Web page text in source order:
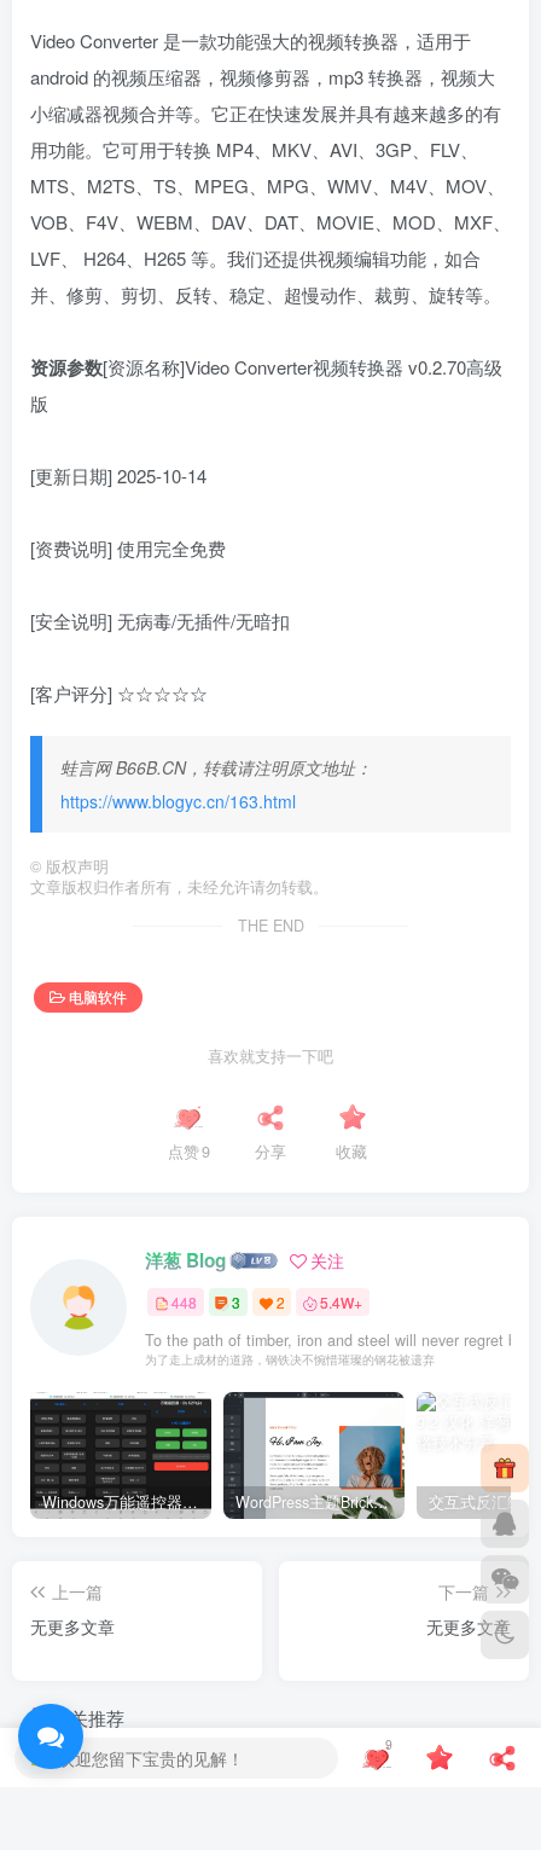
Video Converter 是一款功能强大的视频转换器，适用于
android 的视频压缩器，视频修剪器，mp3 转换器，视频大
小缩减器视频合并等。它正在快速发展并具有越来越多的有
用功能。它可用于转换 MP4、MKV、AVI、3GP、FLV、
MTS、M2TS、TS、MPEG、MPG、WMV、M4V、MOV、
VOB、F4V、WEBM、DAV、DAT、MOVIE、MOD、MXF、
LVF、 H264、H265 等。我们还提供视频编辑功能，如合
并、修剪、剪切、反转、稳定、超慢动作、裁剪、旋转等。
资源参数[资源名称]Video Converter视频转换器 v0.2.70高级
版
[更新日期] 2025-10-14
[资费说明] 使用完全免费
[安全说明] 无病毒/无插件/无暗扣
[客户评分] ☆☆☆☆☆
蛙言网 B66B.CN，转载请注明原文地址：
https://www.blogyc.cn/163.html
© 版权声明
文章版权归作者所有，未经允许请勿转载。
THE END
电脑软件
喜欢就支持一下吧
点赞9 分享 收藏
洋葱 Blog 关注
448 3 2 5.4W+
To the path of timber, iron and steel will never regret
为了走上成材的道路，钢铁决不惋惜璀璨的钢花被遗弃
Windows万能遥控器 V0.1 WordPress主题Bricks v1.9 破解版
上一篇
无更多文章
下一篇
无更多文章
相关推荐
欢迎您留下宝贵的见解！
9